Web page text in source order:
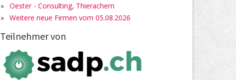
» Oester - Consulting, Thierachern
» Weitere neue Firmen vom 05.08.2026
Teilnehmer von